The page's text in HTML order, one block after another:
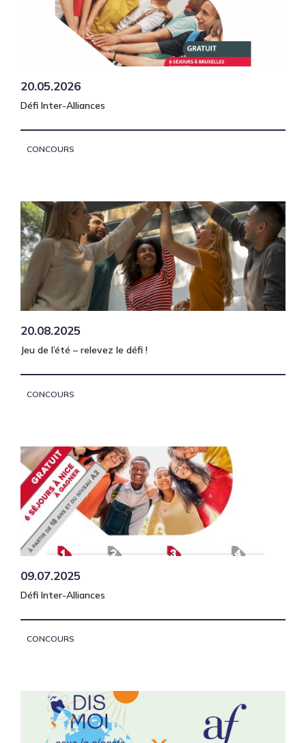
20.05.2026
Défi Inter-Alliances
CONCOURS
20.08.2025
Jeu de l’été – relevez le défi !
CONCOURS
09.07.2025
Défi Inter-Alliances
CONCOURS